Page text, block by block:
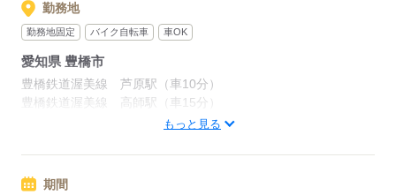
勤務地
勤務地固定 バイク自転車 車OK
愛知県 豊橋市
豊橋鉄道渥美線 芦原駅（車10分）
豊橋鉄道渥美線 高師駅（車15分）
東海道本線 豊橋駅（車20分）
就業前に買い物だって行けちゃう！！
もっと見る
期間